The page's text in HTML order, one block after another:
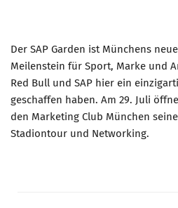
Der SAP Garden ist Münchens
Meilenstein für Sport, Marke und
Red Bull und SAP hier ein
geschaffen haben. Am 29. Juli
den Marketing Club München
Stadiontour und Networking.